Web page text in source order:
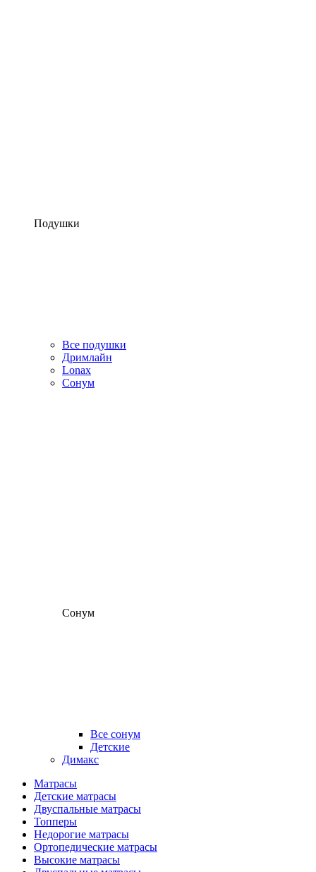
Подушки
Все подушки
Дримлайн
Lonax
Сонум
Сонум
Все сонум
Детские
Димакс
Матрасы
Детские матрасы
Двуспальные матрасы
Топперы
Недорогие матрасы
Ортопедические матрасы
Высокие матрасы